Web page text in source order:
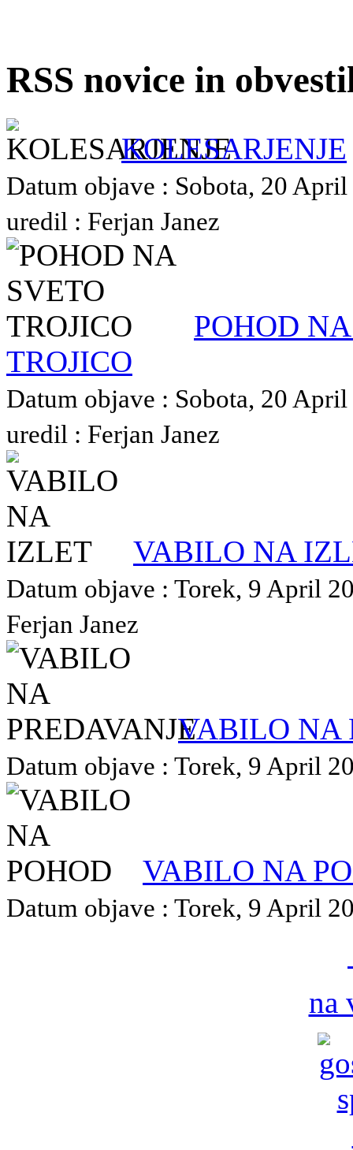
RSS novice in
KOLESARJENJE
Datum objave : Sobota, 20
uredil : Ferjan Janez
POHOD
TROJICO
Datum objave : Sobota, 20
uredil : Ferjan Janez
VABILO NA
Datum objave : Torek, 9 April
Ferjan Janez
VABILO NA
Datum objave : Torek, 9 April
VABILO NA
Datum objave : Torek, 9 April
na